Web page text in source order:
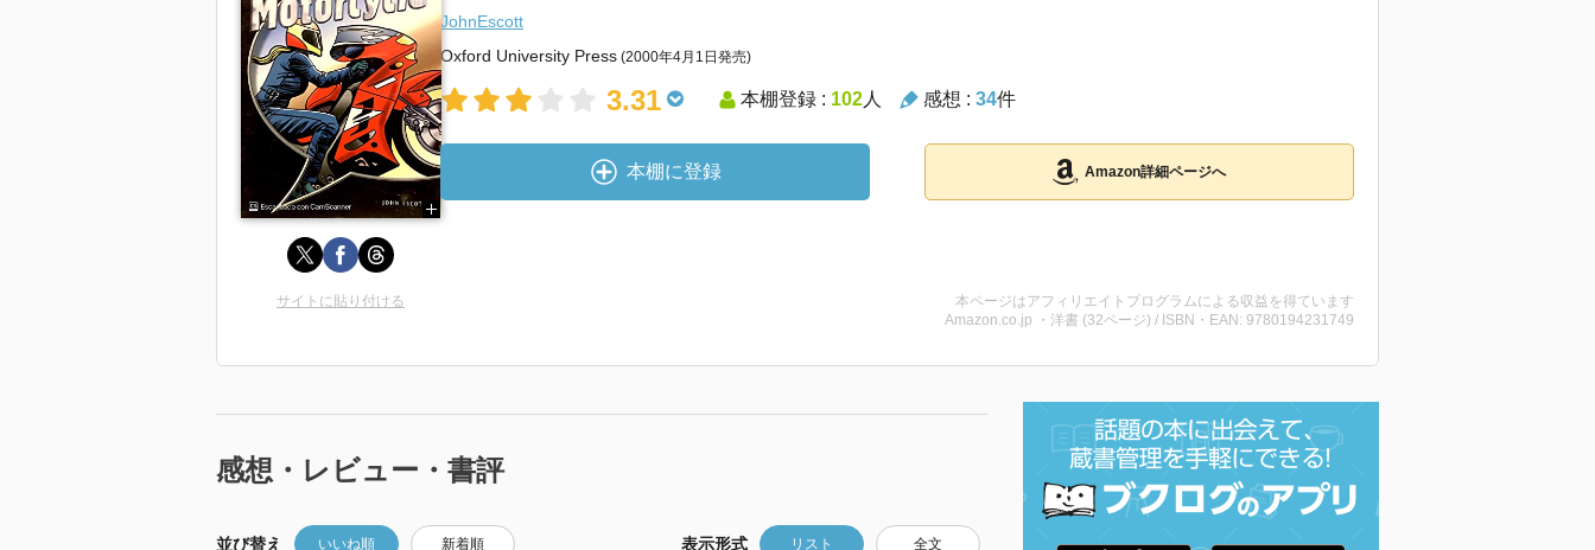
JohnEscott
Oxford University Press (2000年4月1日発売)
3.31 本棚登録 : 102人 感想 : 34件
本棚に登録 Amazon詳細ページへ
サイトに貼り付ける
本ページはアフィリエイトプログラムによる収益を得ています
Amazon.co.jp ・洋書 (32ページ) / ISBN・EAN: 9780194231749
感想・レビュー・書評
並び替え いいね順 新着順 表示形式 リスト 全文